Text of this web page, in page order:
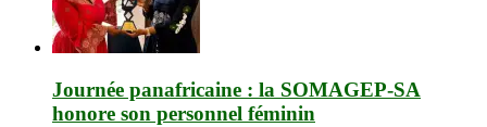
Journée panafricaine : la SOMAGEP-SA
honore son personnel féminin